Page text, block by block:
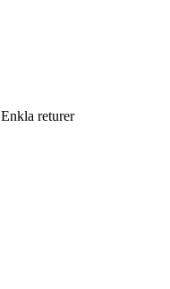
Enkla returer